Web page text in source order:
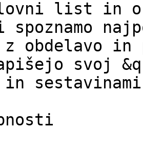
list in
z obdelavo
svoj
in